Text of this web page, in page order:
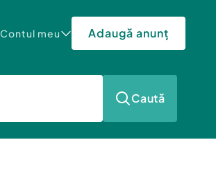
Contul meu Adaugă anunț
Caută